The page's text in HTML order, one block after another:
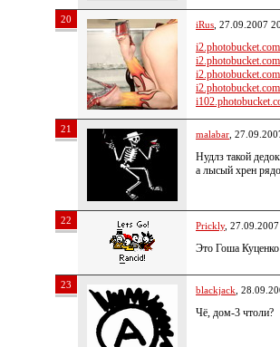
20 iRus , 27.09.2007
21 malabar ,
Нудлз такой
а лысый хрен
22 Prickly,
Это Гоша
23 blackjack ,
Чё, дом-3 чтоли?